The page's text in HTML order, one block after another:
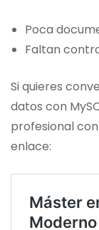
Poca
Faltan
Si quieres
datos con
profesional
enlace: